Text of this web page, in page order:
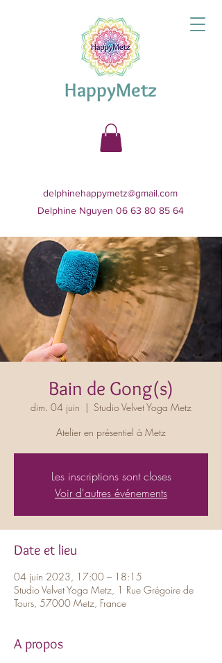
HappyMetz
delphinehappymetz@gmail.com
Delphine Nguyen 06 63 80 85 64
Bain de Gong(s)
dim. 04 juin
  |
Studio Velvet Yoga Metz
Atelier en présentiel à Metz
Les inscriptions sont closes
Voir d'autres événements
Date et lieu
04 juin 2023, 17:00 – 18:15
Studio Velvet Yoga Metz, 1 Rue Grégoire de
Tours, 57000 Metz, France
A propos